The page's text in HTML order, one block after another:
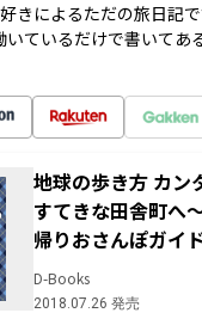
きによるただの旅日記
いているだけで書いてあ
地球の歩き方 カン
すてきな田舎町へ
帰りおさんぽガイ
D-Books
2018.07.26 発売